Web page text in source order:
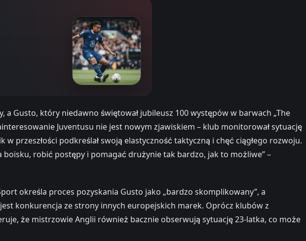
Gusto, który niedawno świętował jubileusz 100 występów w barwach „The
Juventusu nie jest nowym zjawiskiem – klub monitorował sytuację
przeszłości podkreślał swoją elastyczność taktyczną i chęć ciągłego rozwoju.
robić postępy i pomagać drużynie tak bardzo, jak to możliwe” –
określa proces pozyskania Gusto jako „bardzo skomplikowany”, a
konkurencja ze strony innych europejskich marek. Oprócz klubów z
że mistrzowie Anglii również bacznie obserwują sytuację 23-latka, co może